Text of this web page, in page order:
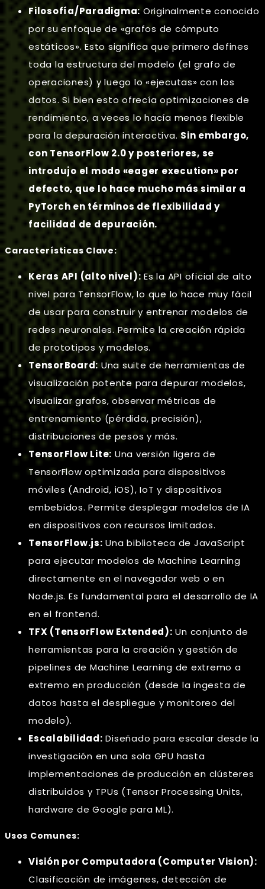
Filosofía/Paradigma:Originalmente conocido
por su enfoque de «grafos de cómputo
estáticos». Esto significa que primero defines
toda la estructura del modelo (el grafo de
operaciones) y luego lo «ejecutas» con los
datos. Si bien esto ofrecía optimizaciones de
rendimiento, a veces lo hacía menos flexible
para la depuración interactiva.Sin embargo,
con TensorFlow 2.0 y posteriores, se
introdujo el modo «eager execution» por
defecto, que lo hace mucho más similar a
PyTorch en términos de flexibilidad y
facilidad de depuración.
Características Clave:
Keras API (alto nivel):Es la API oficial de alto
nivel para TensorFlow, lo que lo hace muy fácil
de usar para construir y entrenar modelos de
redes neuronales. Permite la creación rápida
de prototipos y modelos.
TensorBoard:Una suite de herramientas de
visualización potente para depurar modelos,
visualizar grafos, observar métricas de
entrenamiento (pérdida, precisión),
distribuciones de pesos y más.
TensorFlow Lite: Una versión ligera de
TensorFlow optimizada para dispositivos
móviles (Android, iOS), IoT y dispositivos
embebidos. Permite desplegar modelos de IA
en dispositivos con recursos limitados.
TensorFlow.js: Una biblioteca de JavaScript
para ejecutar modelos de Machine Learning
directamente en el navegador web o en
Node.js. Es fundamental para el desarrollo de IA
en el frontend.
TFX (TensorFlow Extended): Un conjunto de
herramientas para la creación y gestión de
pipelines de Machine Learning de extremo a
extremo en producción (desde la ingesta de
datos hasta el despliegue y monitoreo del
modelo).
Escalabilidad: Diseñado para escalar desde la
investigación en una sola GPU hasta
implementaciones de producción en clústeres
distribuidos y TPUs (Tensor Processing Units,
hardware de Google para ML).
Usos Comunes:
Visión por Computadora (Computer Vision):
Clasificación de imágenes, detección de